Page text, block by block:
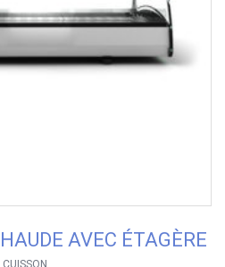
AVEC ÉTAGÈRE
CUISSON